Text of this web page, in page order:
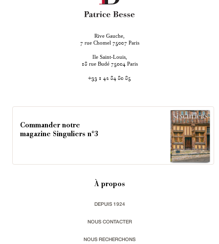
Rive Gauche,
7 rue Chomel 75007 Paris
Ile Saint-Louis,
18 rue Budé 75004 Paris
+33 1 42 84 80 85
Commander notre
magazine Singuliers n°3
À propos
DEPUIS 1924
NOUS CONTACTER
NOUS RECHERCHONS